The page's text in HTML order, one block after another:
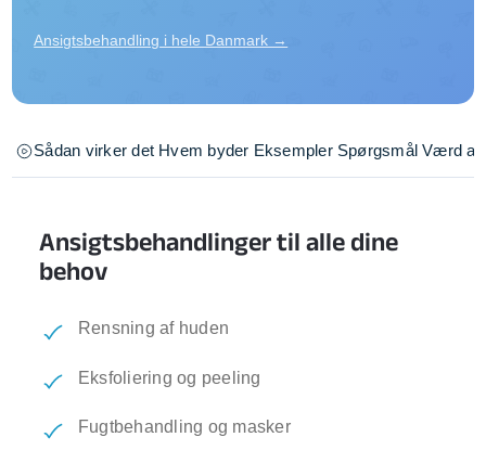
Ansigtsbehandling i hele Danmark →
Sådan virker det Hvem byder Eksempler Spørgsmål Værd at
Ansigtsbehandlinger til alle dine
behov
Rensning af huden
Eksfoliering og peeling
Fugtbehandling og masker